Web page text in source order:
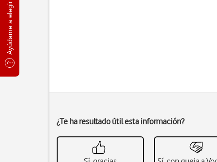
Ayúdame a elegir
¿Te ha resultado útil esta información?